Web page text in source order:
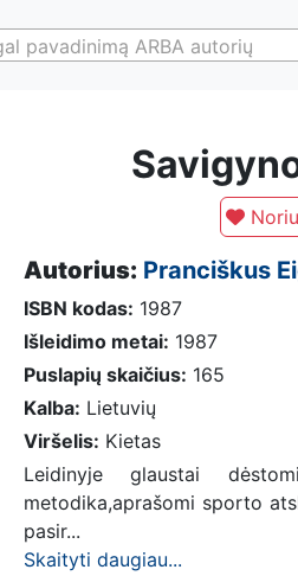
pavadinimą ARBA autorių
Noriu
Autorius: Pranciškus
ISBN kodas: 1987
Išleidimo metai: 1987
Puslapių skaičius: 165
Kalba: Lietuvių
Viršelis: Kietas
Leidinyje glaustai
metodika,aprašomi sporto
pasir...
Skaityti daugiau...